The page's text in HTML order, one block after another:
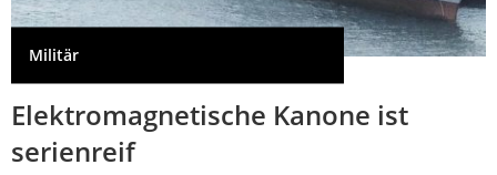
Militär
Elektromagnetische Kanone ist
serienreif